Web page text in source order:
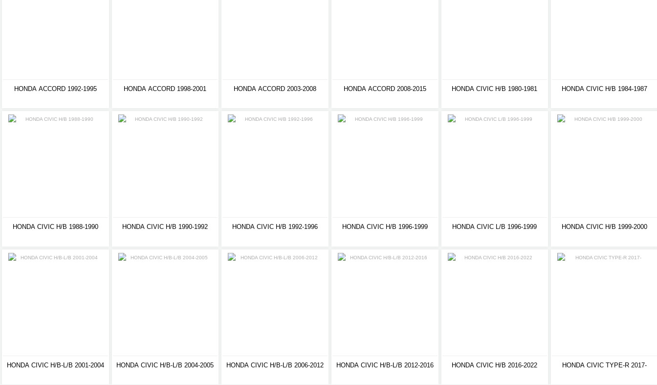
HONDA ACCORD 1992-1995 HONDA ACCORD 1998-2001 HONDA ACCORD 2003-2008 HONDA ACCORD 2008-2015 HONDA CIVIC H/B 1980-1981 HONDA CIVIC H/B 1984-1987
HONDA CIVIC H/B 1988-1990 HONDA CIVIC H/B 1990-1992 HONDA CIVIC H/B 1992-1996 HONDA CIVIC H/B 1996-1999 HONDA CIVIC L/B 1996-1999 HONDA CIVIC H/B 1999-2000
HONDA CIVIC H/B-L/B 2001-2004 HONDA CIVIC H/B-L/B 2004-2005 HONDA CIVIC H/B-L/B 2006-2012 HONDA CIVIC H/B-L/B 2012-2016 HONDA CIVIC H/B 2016-2022 HONDA CIVIC TYPE-R 2017-